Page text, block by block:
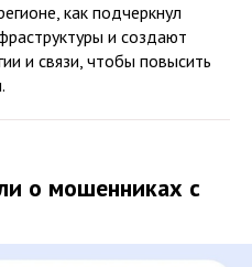
как подчеркнул
и создают
и связи, чтобы повысить
о мошенниках с